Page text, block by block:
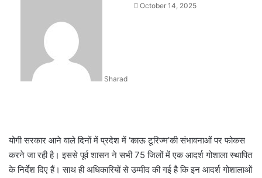
Sharad
SendOctober 14, 2025
योगी सरकार आने वाले दिनों में प्रदेश में ‘काऊ टूरिज्म’की संभावनाओं पर फोकस
करने जा रही है। इससे पूर्व शासन ने सभी 75 जिलों में एक आदर्श गोशाला स्थापित
के निर्देश दिए हैं। साथ ही अधिकारियों से उम्मीद की गई है कि इन आदर्श गोशालाओं